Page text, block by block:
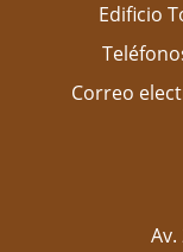
Edificio
Correo